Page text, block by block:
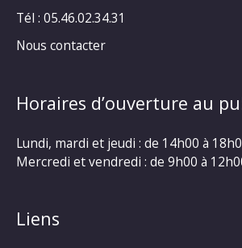
Tél : 05.46.02.34.31
Nous contacter
Horaires d’ouverture au
Lundi, mardi et jeudi : de 14h00 à
Mercredi et vendredi : de 9h00 à
Liens